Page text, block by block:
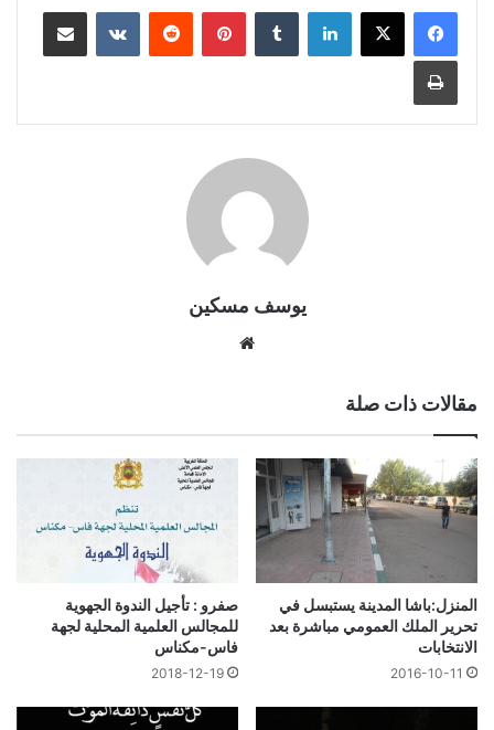
لينكدإن بينتيريست مشاركة عبر البريد
طباعة
يوسف مسكين
مقالات ذات صلة
المنزل:باشا المدينة يستبسل في
تحرير الملك العمومي مباشرة بعد
الانتخابات
2016-10-11
صفرو : تأجيل الندوة الجهوية
للمجالس العلمية المحلية لجهة
فاس-مكناس
2018-12-19